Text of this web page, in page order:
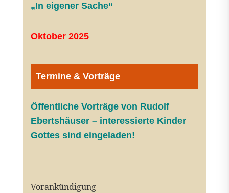
„In eigener Sache“
Oktober 2025
Termine & Vorträge
Öffentliche Vorträge von Rudolf
Ebertshäuser – interessierte Kinder
Gottes sind eingeladen!
Vorankündigung